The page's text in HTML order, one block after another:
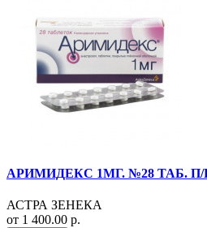
АРИМИДЕКС 1МГ. №28 ТАБ.
АСТРА ЗЕНЕКА
от 1 400.00 р.